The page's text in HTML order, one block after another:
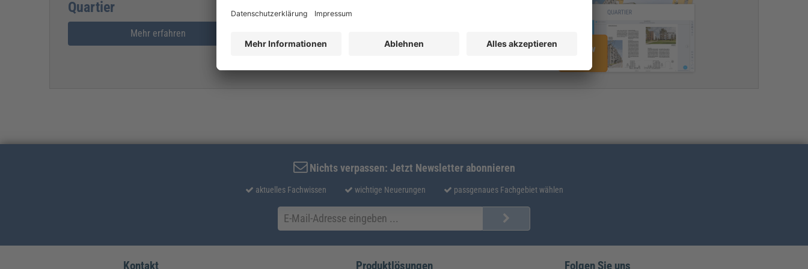
Quartier
Mehr erfahren
Nichts verpassen: Jetzt Newsletter abonnieren
aktuelles Fachwissen wichtige Neuerungen passgenaues Fachgebiet wählen
Kontakt Produktlösungen Folgen Sie uns